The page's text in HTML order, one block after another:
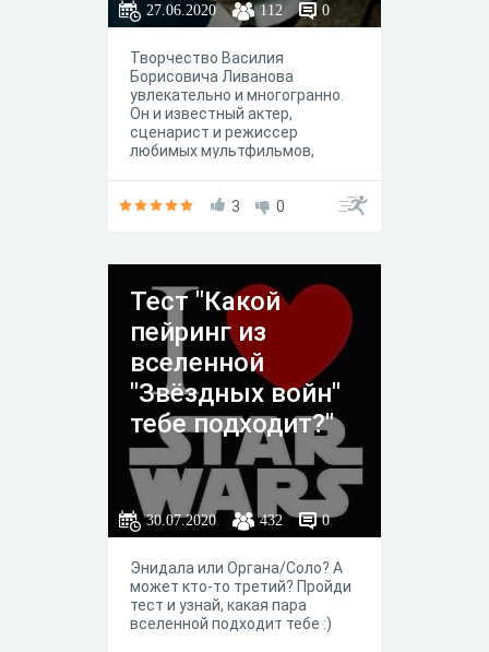
27.06.2020 112 0
Творчество Василия
Борисовича Ливанова
увлекательно и многогранно.
Он и известный актер,
сценарист и режиссер
любимых мультфильмов,
Герои созданные им в кино и
вы знаете творчество
Василия Ливанова?
3 0
Тест "Какой
пейринг из
вселенной
"Звёздных войн"
тебе подходит?"
30.07.2020 432 0
Энидала или Органа/Соло? А
может кто-то третий? Пройди
тест и узнай, какая пара
вселенной подходит тебе :)